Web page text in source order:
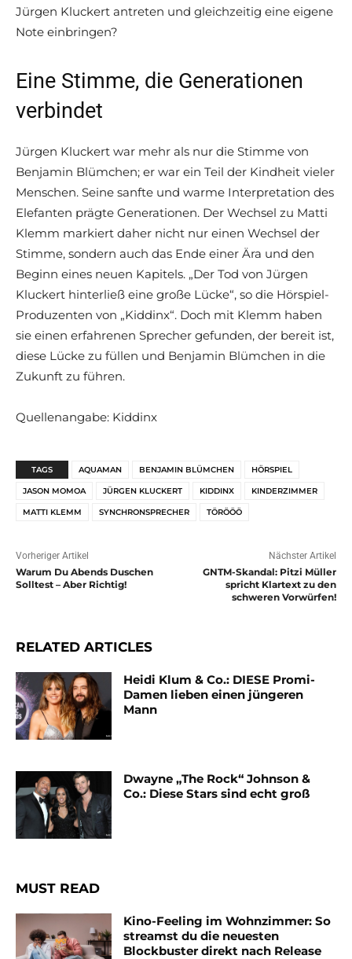
Jürgen Kluckert antreten und gleichzeitig eine eigene
Note einbringen?
Eine Stimme, die Generationen
verbindet
Jürgen Kluckert war mehr als nur die Stimme von
Benjamin Blümchen; er war ein Teil der Kindheit vieler
Menschen. Seine sanfte und warme Interpretation des
Elefanten prägte Generationen. Der Wechsel zu Matti
Klemm markiert daher nicht nur einen Wechsel der
Stimme, sondern auch das Ende einer Ära und den
Beginn eines neuen Kapitels. „Der Tod von Jürgen
Kluckert hinterließ eine große Lücke“, so die Hörspiel-
Produzenten von „Kiddinx“. Doch mit Klemm haben
sie einen erfahrenen Sprecher gefunden, der bereit ist,
diese Lücke zu füllen und Benjamin Blümchen in die
Zukunft zu führen.
Quellenangabe: Kiddinx
TAGS AQUAMAN BENJAMIN BLÜMCHEN HÖRSPIEL
JASON MOMOA JÜRGEN KLUCKERT KIDDINX KINDERZIMMER
MATTI KLEMM SYNCHRONSPRECHER TÖRÖÖÖ
Vorheriger Artikel
Warum Du Abends Duschen
Solltest – Aber Richtig!
Nächster Artikel
GNTM-Skandal: Pitzi Müller
spricht Klartext zu den
schweren Vorwürfen!
RELATED ARTICLES
Heidi Klum & Co.: DIESE Promi-
Damen lieben einen jüngeren
Mann
Dwayne „The Rock“ Johnson &
Co.: Diese Stars sind echt groß
MUST READ
Kino-Feeling im Wohnzimmer: So
streamst du die neuesten
Blockbuster direkt nach Release